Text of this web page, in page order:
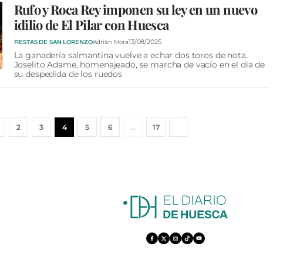
Rufo y Roca Rey imponen su ley en un nuevo
idilio de El Pilar con Huesca
FIESTAS DE SAN LORENZOAdrián Mora13/08/2025
La ganadería salmantina vuelve a echar dos toros de nota.
Joselito Adame, homenajeado, se marcha de vacío en el día de
su despedida de los ruedos
2 3 4 5 6 … 17